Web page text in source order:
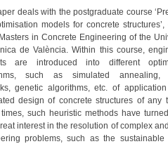
deals with the postgraduate course
models for concrete structures’,
in Concrete Engineering of the
de València. Within this course,
are introduced into different
such as simulated annealing,
genetic algorithms, etc. of
design of concrete structures of any
such heuristic methods have
interest in the resolution of complex
problems, such as the sustainable